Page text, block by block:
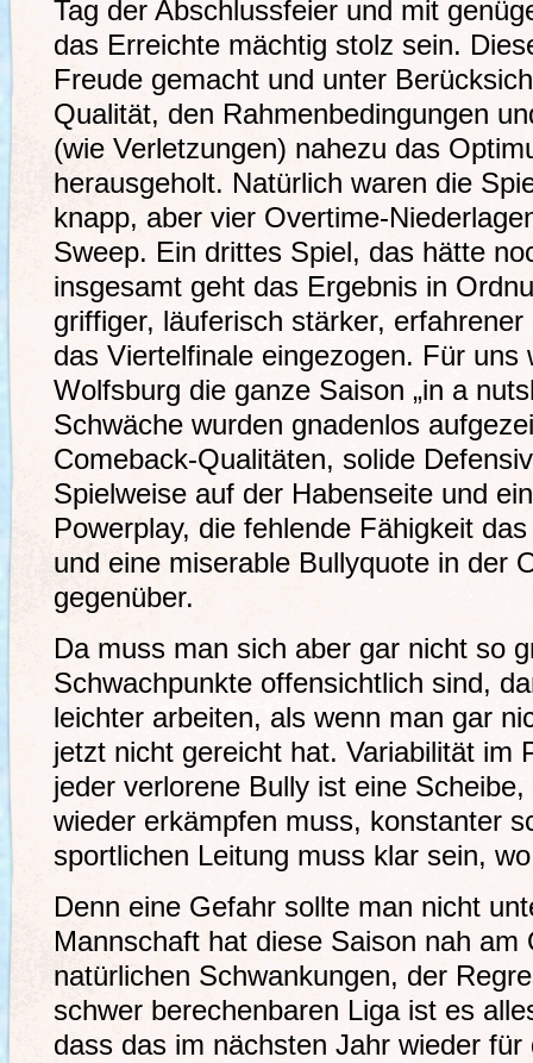
Tag der Abschlussfeier und mit
das Erreichte mächtig stolz sein.
Freude gemacht und unter
Qualität, den Rahmenbedingungen
(wie Verletzungen) nahezu das
herausgeholt. Natürlich waren die
knapp, aber vier Overtime-
Sweep. Ein drittes Spiel, das hätte
insgesamt geht das Ergebnis in
griffiger, läuferisch stärker,
das Viertelfinale eingezogen. Für uns
Wolfsburg die ganze Saison „in a
Schwäche wurden gnadenlos
Comeback-Qualitäten, solide
Spielweise auf der Habenseite und
Powerplay, die fehlende Fähigkeit
und eine miserable Bullyquote in der
gegenüber.
Da muss man sich aber gar nicht so
Schwachpunkte offensichtlich sind,
leichter arbeiten, als wenn man gar
jetzt nicht gereicht hat. Variabilität im
jeder verlorene Bully ist eine
wieder erkämpfen muss, konstanter
sportlichen Leitung muss klar sein,
Denn eine Gefahr sollte man nicht
Mannschaft hat diese Saison nah
natürlichen Schwankungen, der
schwer berechenbaren Liga ist es
dass das im nächsten Jahr wieder